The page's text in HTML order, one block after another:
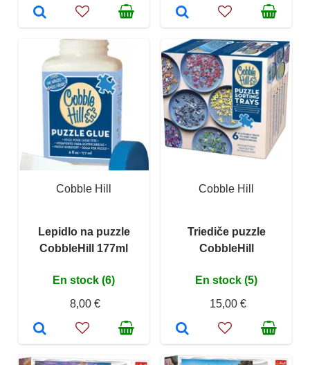
Cobble Hill
Lepidlo na puzzle
CobbleHill 177ml
En stock (6)
8,00 €
Cobble Hill
Triediče puzzle
CobbleHill
En stock (5)
15,00 €